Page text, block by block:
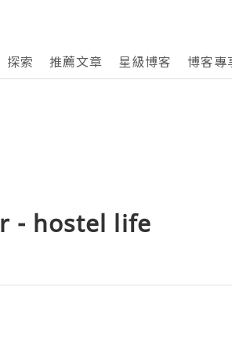
探索 推薦文章 星級博客 博客專
- hostel life